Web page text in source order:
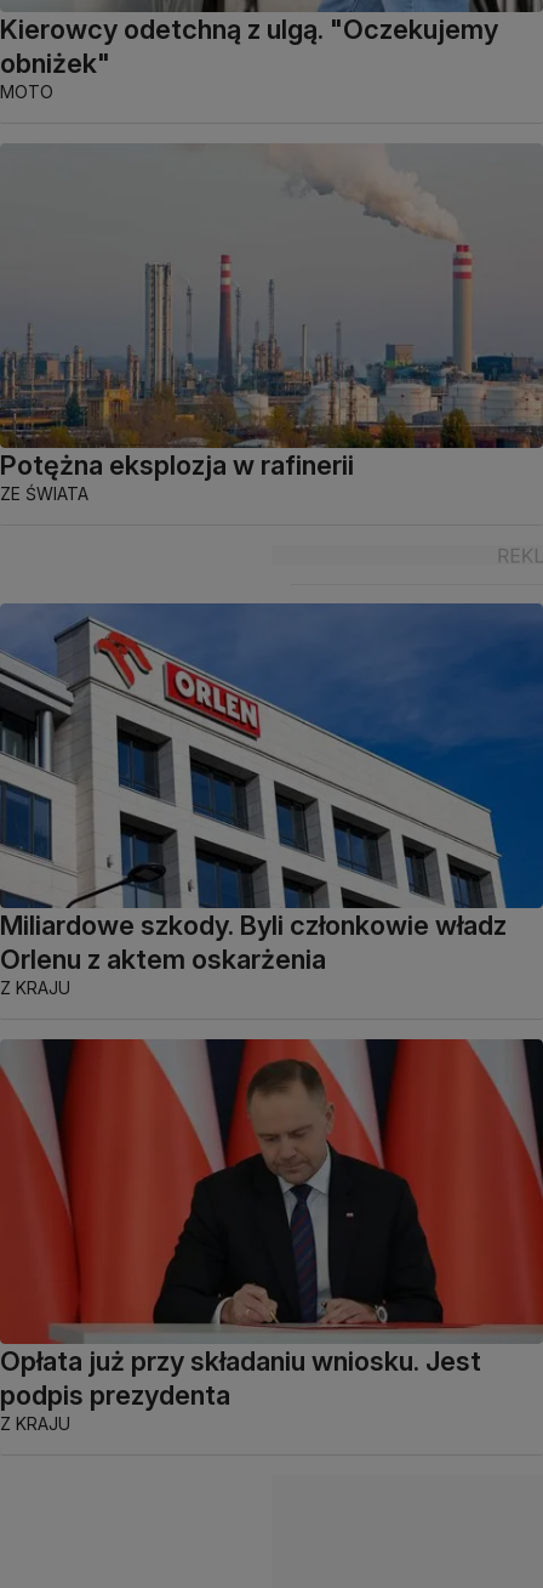
Kierowcy odetchną z ulgą. "Oczekujemy
obniżek"
MOTO
Potężna eksplozja w rafinerii
ZE ŚWIATA
Miliardowe szkody. Byli członkowie władz
Orlenu z aktem oskarżenia
Z KRAJU
Opłata już przy składaniu wniosku. Jest
podpis prezydenta
Z KRAJU